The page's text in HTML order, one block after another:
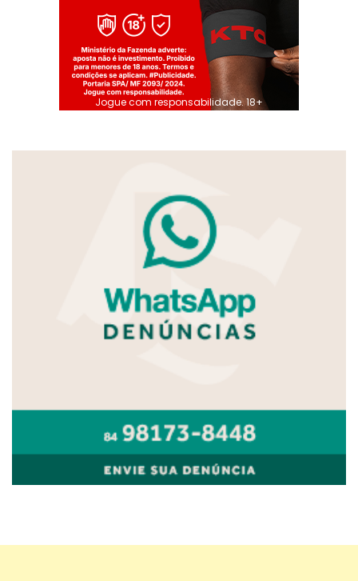
Jogue com responsabilidade. 18+